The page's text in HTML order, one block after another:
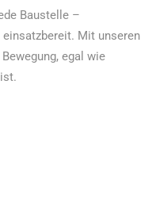
Baustelle –
Mit unseren
egal wie